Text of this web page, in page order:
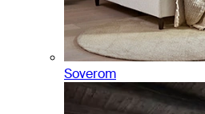
Soverom